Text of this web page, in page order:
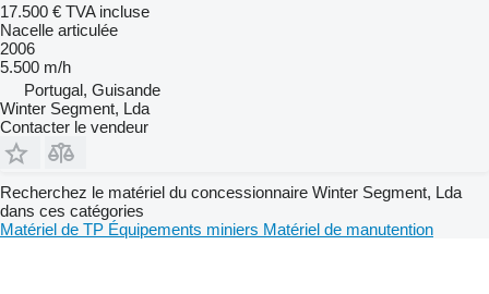
17.500 € TVA incluse
Nacelle articulée
2006
5.500 m/h
Portugal, Guisande
Winter Segment, Lda
Contacter le vendeur
Recherchez le matériel du concessionnaire Winter Segment, Lda
dans ces catégories
Matériel de TP Équipements miniers Matériel de manutention